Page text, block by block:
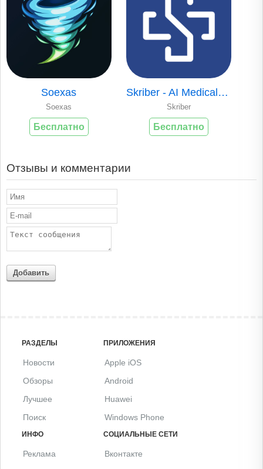
Soexas
Soexas
Бесплатно
Skriber - AI Medical Scribe
Skriber
Бесплатно
Отзывы и комментарии
Добавить
РАЗДЕЛЫ
Новости
Обзоры
Лучшее
Поиск
ПРИЛОЖЕНИЯ
Apple iOS
Android
Huawei
Windows Phone
ИНФО
Реклама
СОЦИАЛЬНЫЕ СЕТИ
Вконтакте